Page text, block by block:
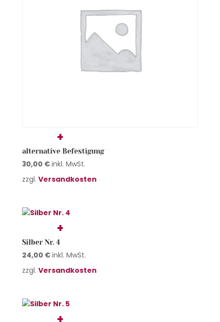
alternative Befestigung
30,00 €inkl. MwSt.
zzgl. Versandkosten
Silber Nr. 4
24,00 €inkl. MwSt.
zzgl. Versandkosten